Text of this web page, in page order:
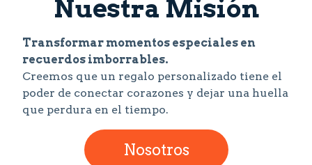
Nuestra Misión
Transformar momentos especiales en
recuerdos imborrables.
Creemos que un regalo personalizado tiene el
poder de conectar corazones y dejar una huella
que perdura en el tiempo.
Nosotros